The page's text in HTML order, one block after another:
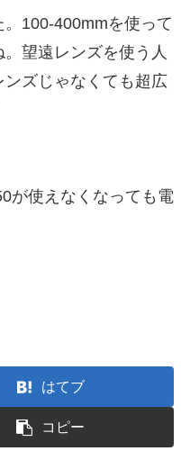
100-400mmを使って
望遠レンズを使う人
ズじゃなくても超広
が使えなくなっても電
はてブ
コピー